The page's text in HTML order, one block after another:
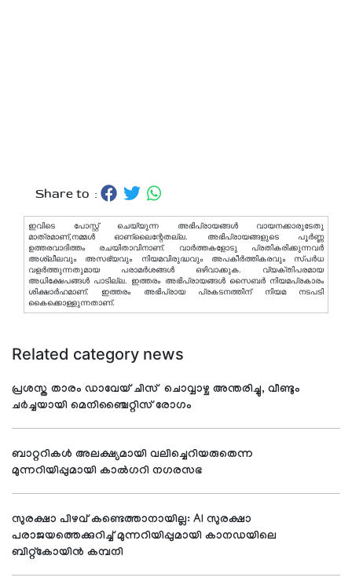
Share to :
ഇവിടെ പോസ്റ്റ് ചെയ്യുന്ന അഭിപ്രായങ്ങള്‍ വായനക്കാരുടേതു
മാത്രമാണ്,നമ്മൾ ഓണ്ലൈന്റേതല്ല. അഭിപ്രായങ്ങളുടെ പൂർണ്ണ
ഉത്തരവാദിത്തം രചയിതാവിനാണ്. വാര്‍ത്തകളോടു പ്രതികരിക്കുന്നവര്‍
അശ്ലീലവും അസഭ്യവും നിയമവിരുദ്ധവും അപകീര്‍ത്തികരവും സ്പര്‍ധ
വളര്‍ത്തുന്നതുമായ പരാമര്‍ശങ്ങള്‍ ഒഴിവാക്കുക. വ്യക്തിപരമായ
അധിക്ഷേപങ്ങള്‍ പാടില്ല. ഇത്തരം അഭിപ്രായങ്ങള്‍ സൈബര്‍ നിയമപ്രകാരം
ശിക്ഷാര്‍ഹമാണ്. ഇത്തരം അഭിപ്രായ പ്രകടനത്തിന് നിയമ നടപടി
കൈക്കൊള്ളുന്നതാണ്.
Related category news
പ്രശസ്ത താരം ഡാവേയ് ചിസ് ചൊവ്വാഴ്ച അന്തരിച്ചു, വീണ്ടും
ചർച്ചയായി മെനിഞ്ചൈറ്റിസ് രോഗം
ബാറ്ററികൾ അലക്ഷ്യമായി വലിച്ചെറിയരുതെന്ന
മുന്നറിയിപ്പുമായി കാൽഗറി നഗരസഭ
സുരക്ഷാ പിഴവ് കണ്ടെത്താനായില്ല: AI സുരക്ഷാ
പരാജയത്തെക്കുറിച്ച് മുന്നറിയിപ്പുമായി കാനഡയിലെ
ബിറ്റ്‌കോയിൻ കമ്പനി